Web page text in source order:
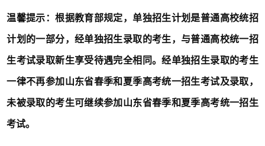
温馨提示：根据教育部规定，单独招生计划是普通高校统招
计划的一部分，经单独招生录取的考生，与普通高校统一招
生考试录取新生享受待遇完全相同。经单独招生录取的考生
一律不再参加山东省春季和夏季高考统一招生考试及录取，
未被录取的考生可继续参加山东省春季和夏季高考统一招生
考试。